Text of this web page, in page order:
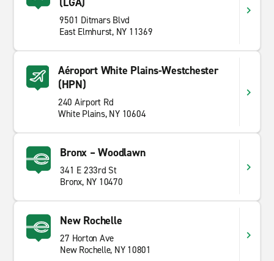
9501 Ditmars Blvd
East Elmhurst, NY 11369
Aéroport White Plains-Westchester
(HPN)
240 Airport Rd
White Plains, NY 10604
Bronx – Woodlawn
341 E 233rd St
Bronx, NY 10470
New Rochelle
27 Horton Ave
New Rochelle, NY 10801